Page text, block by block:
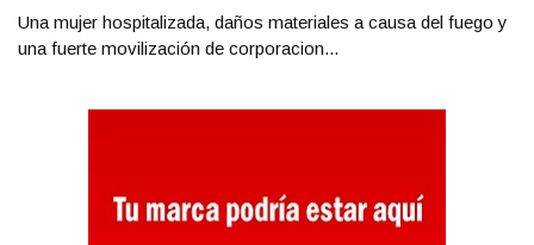
Una mujer hospitalizada, daños materiales a causa del fuego y
una fuerte movilización de corporacion...